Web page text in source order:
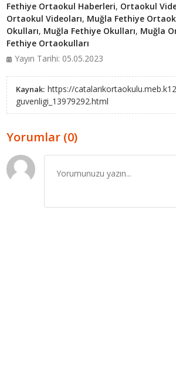
Fethiye Ortaokul Haberleri, Ortaokul
Ortaokul Videoları, Muğla Fethiye
Okulları, Muğla Fethiye Okulları, Muğla
Fethiye Ortaokulları
Yayın Tarihi: 05.05.2023
Kaynak: https://
guvenligi_13979292.html
Yorumlar (0)